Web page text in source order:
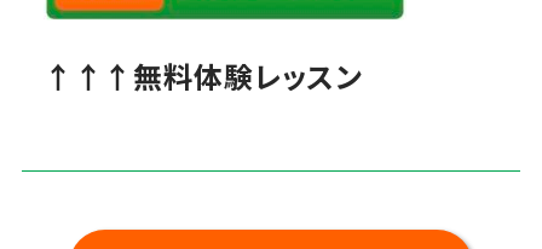
↑↑↑無料体験レッスン